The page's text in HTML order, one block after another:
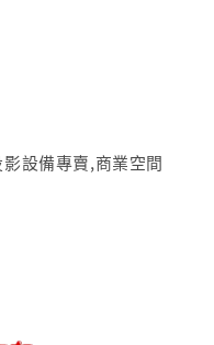
設備專賣,商業空間